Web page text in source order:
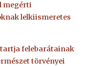
megérti
lelkiismeretes
tartja felebarátainak
törvényei